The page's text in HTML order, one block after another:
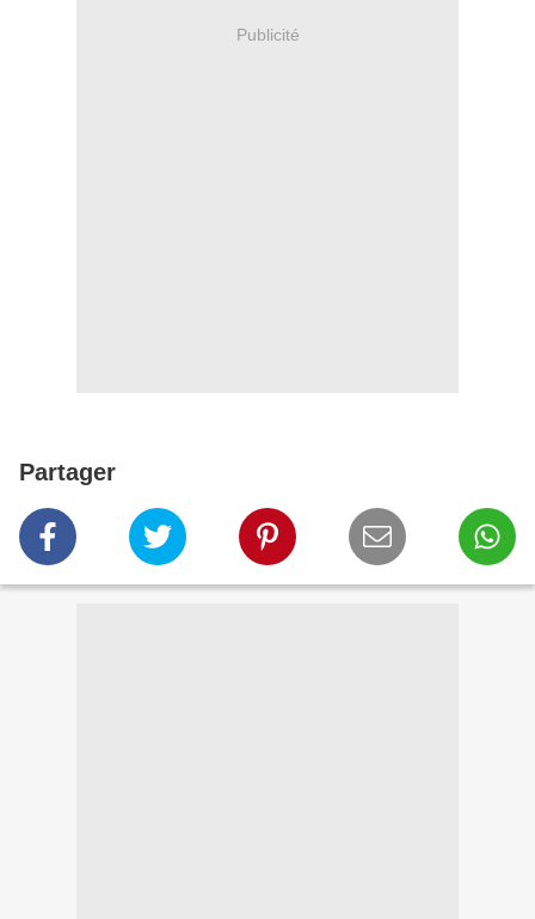
Publicité
Partager